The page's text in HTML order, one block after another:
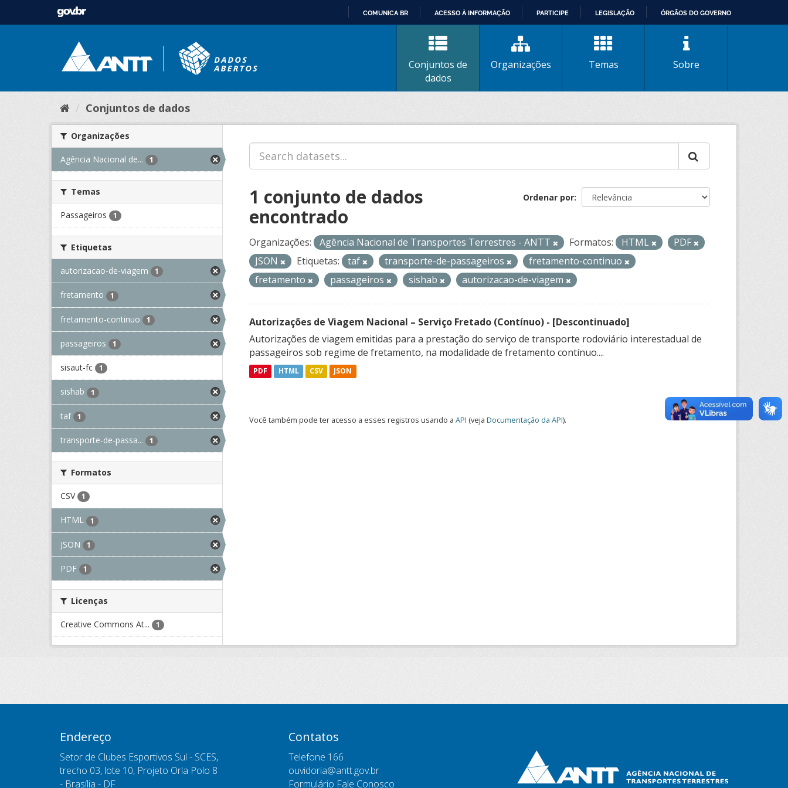
CONTEÚDO
COMUNICA BR ACESSO À INFORMAÇÃO PARTICIPE LEGISLAÇÃO ÓRGÃOS DO GOVERNO
Conjuntos de
dados
Organizações Temas Sobre
Conjuntos de dados
Organizações
Agência Nacional de... 1
Temas
Passageiros 1
Etiquetas
autorizacao-de-viagem 1
fretamento 1
fretamento-continuo 1
passageiros 1
sisaut-fc 1
sishab 1
taf 1
transporte-de-passa... 1
Formatos
CSV 1
HTML 1
JSON 1
PDF 1
Licenças
Creative Commons At... 1
Ordenar por
1 conjunto de dados
encontrado
Organizações: Agência Nacional de Transportes Terrestres - ANTT Formatos: HTML
PDF
JSON
Etiquetas: taf transporte-de-passageiros
fretamento-continuo
fretamento
passageiros sishab autorizacao-de-viagem
Autorizações de Viagem Nacional – Serviço Fretado (Contínuo) - [Descontinuado]
Autorizações de viagem emitidas para a prestação do serviço de transporte rodoviário interestadual de
passageiros sob regime de fretamento, na modalidade de fretamento contínuo....
PDF HTML CSV JSON
Você também pode ter acesso a esses registros usando a API (veja Documentação da API).
Endereço
Setor de Clubes Esportivos Sul - SCES,
trecho 03, lote 10, Projeto Orla Polo 8
- Brasília - DF
Contatos
Telefone 166
ouvidoria@antt.gov.br
Formulário Fale Conosco